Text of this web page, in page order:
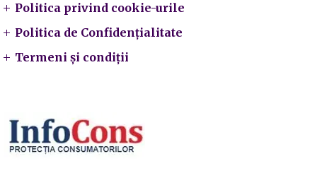
Politica privind cookie-urile
Politica de Confidențialitate
Termeni și condiții